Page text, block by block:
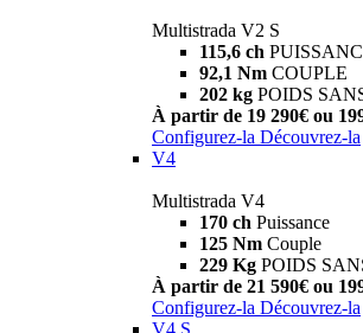
Multistrada V2 S
115,6 ch
92,1 Nm COUPLE
202 kg POIDS
À partir de 19 290€ ou
Configurez-la Découvrez-la
V4
Multistrada V4
170 ch Puissance
125 Nm Couple
229 Kg POIDS
À partir de 21 590€ ou
Configurez-la Découvrez-la
V4 S